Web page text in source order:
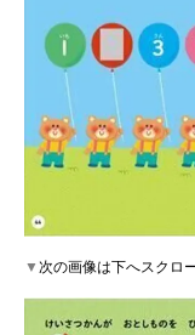
▼次の画像は下へスクロ